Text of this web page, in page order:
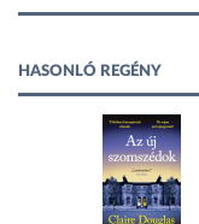
HASONLÓ REGÉNY